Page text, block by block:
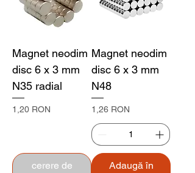
Magnet neodim
disc 6 x 3 mm
N35 radial
Preț
1,20 RON
cerere de
Magnet neodim
disc 6 x 3 mm
N48
Preț
1,26 RON
Adaugă în